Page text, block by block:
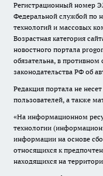
Регистрационный номер
Федеральной службой по
технологий и массовых
Возрастная категория
новостного портала
обязательна, в противном
законодательства РФ об
Редакция портала не
пользователей, а также
«На информационном
технологии
информации на основе
относящихся к
находящихся на